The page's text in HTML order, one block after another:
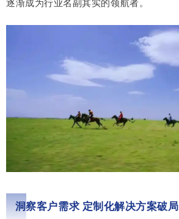
逐渐成为行业名副其实的领航者。
洞察客户需求 定制化解决方案破局